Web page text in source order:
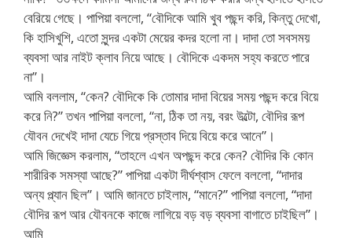
বেরিয়ে গেছে। পাপিয়া বললো, “বৌদিকে আমি খুব পছন্দ করি, কিন্তু দেখো,
কি হাসিখুশি, এতো সুন্দর একটা মেয়ের কদর হলো না। দাদা তো সবসময়
ব্যবসা আর নাইট ক্লাব নিয়ে আছে। বৌদিকে একদম সহ্য করতে পারে
না”।
আমি বললাম, “কেন? বৌদিকে কি তোমার দাদা বিয়ের সময় পছন্দ করে বিয়ে
করে নি?” তখন পাপিয়া বললো, “না, ঠিক তা নয়, বরং উল্টো, বৌদির রূপ
যৌবন দেখেই দাদা যেচে গিয়ে প্রস্তাব দিয়ে বিয়ে করে আনে”।
আমি জিজ্ঞেস করলাম, “তাহলে এখন অপছন্দ করে কেন? বৌদির কি কোন
শারীরিক সমস্যা আছে?” পাপিয়া একটা দীর্ঘশ্বাস ফেলে বললো, “দাদার
অন্য প্ল্যান ছিল”। আমি জানতে চাইলাম, “মানে?” পাপিয়া বললো, “দাদা
বৌদির রূপ আর যৌবনকে কাজে লাগিয়ে বড় বড় ব্যবসা বাগাতে চাইছিল”।
আমি